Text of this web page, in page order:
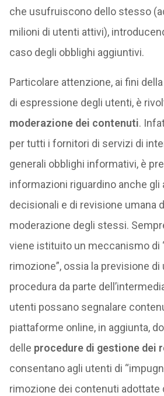
che usufruiscono dello stesso
milioni di utenti attivi),
caso degli obblighi aggiuntivi.
Particolare attenzione, ai fini
di espressione degli utenti, è
moderazione dei contenuti.
per tutti i fornitori di servizi di
generali obblighi informativi, è
informazioni riguardino anche gli
decisionali e di revisione umana
moderazione degli stessi.
viene istituito un meccanismo di
rimozione”, ossia la previsione di
procedura da parte
utenti possano segnalare
piattaforme online, in aggiunta,
delle procedure di gestione dei
consentano agli utenti di
rimozione dei contenuti adottate